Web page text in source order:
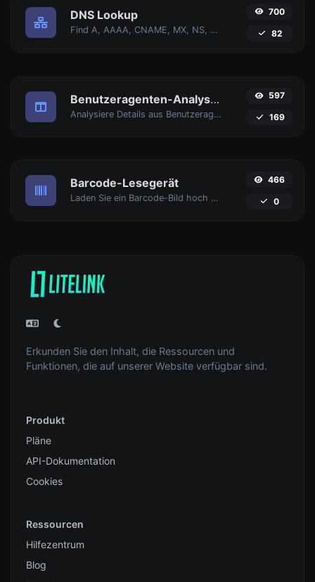
DNS Lookup
Find A, AAAA, CNAME, MX, NS, TXT, SOA DNS-Einträge eines Hosts.
700
82
Benutzeragenten-Analysator
Analysiere Details aus Benutzeragent-Strings.
597
169
Barcode-Lesegerät
Laden Sie ein Barcode-Bild hoch und extrahieren Sie die Daten daraus.
466
0
Erkunden Sie den Inhalt, die Ressourcen und
Funktionen, die auf unserer Website verfügbar sind.
Produkt
Pläne
API-Dokumentation
Cookies
Ressourcen
Hilfezentrum
Blog